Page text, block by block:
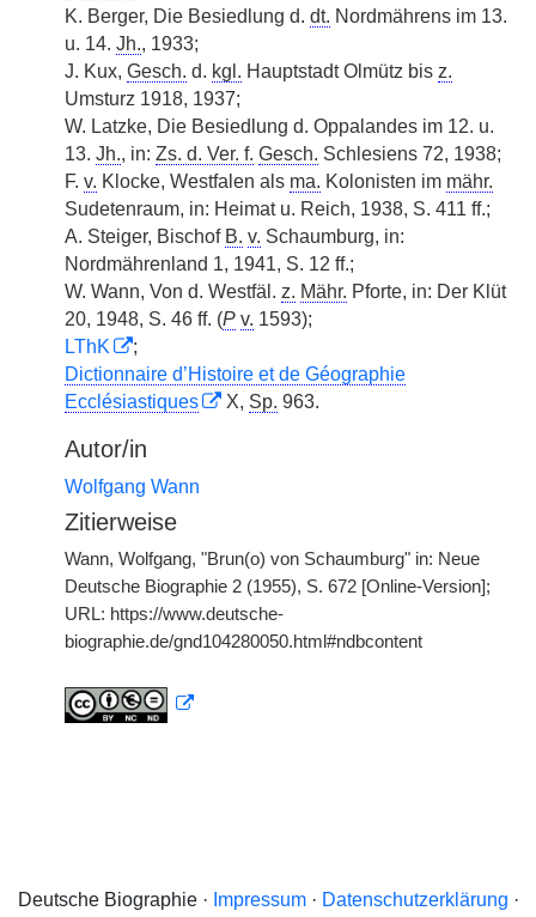
K. Berger, Die Besiedlung d. dt. Nordmährens im 13.
u. 14. Jh., 1933;
J. Kux, Gesch. d. kgl. Hauptstadt Olmütz bis z.
Umsturz 1918, 1937;
W. Latzke, Die Besiedlung d. Oppalandes im 12. u.
13. Jh., in: Zs. d. Ver. f. Gesch. Schlesiens 72, 1938;
F. v. Klocke, Westfalen als ma. Kolonisten im mähr.
Sudetenraum, in: Heimat u. Reich, 1938, S. 411 ff.;
A. Steiger, Bischof B. v. Schaumburg, in:
Nordmährenland 1, 1941, S. 12 ff.;
W. Wann, Von d. Westfäl. z. Mähr. Pforte, in: Der Klüt
20, 1948, S. 46 ff. (P v. 1593);
LThK
;
Dictionnaire d’Histoire et de Géographie
Ecclésiastiques
X, Sp. 963.
Autor/in
Wolfgang Wann
Zitierweise
Wann, Wolfgang, "Brun(o) von Schaumburg" in: Neue
Deutsche Biographie 2 (1955), S. 672 [Online-Version];
URL: https://www.deutsche-
biographie.de/gnd104280050.html#ndbcontent
Deutsche Biographie · Impressum· Datenschutzerklärung ·